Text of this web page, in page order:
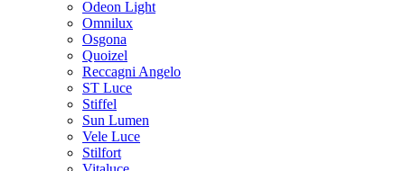
Odeon Light
Omnilux
Osgona
Quoizel
Reccagni Angelo
ST Luce
Stiffel
Sun Lumen
Vele Luce
Stilfort